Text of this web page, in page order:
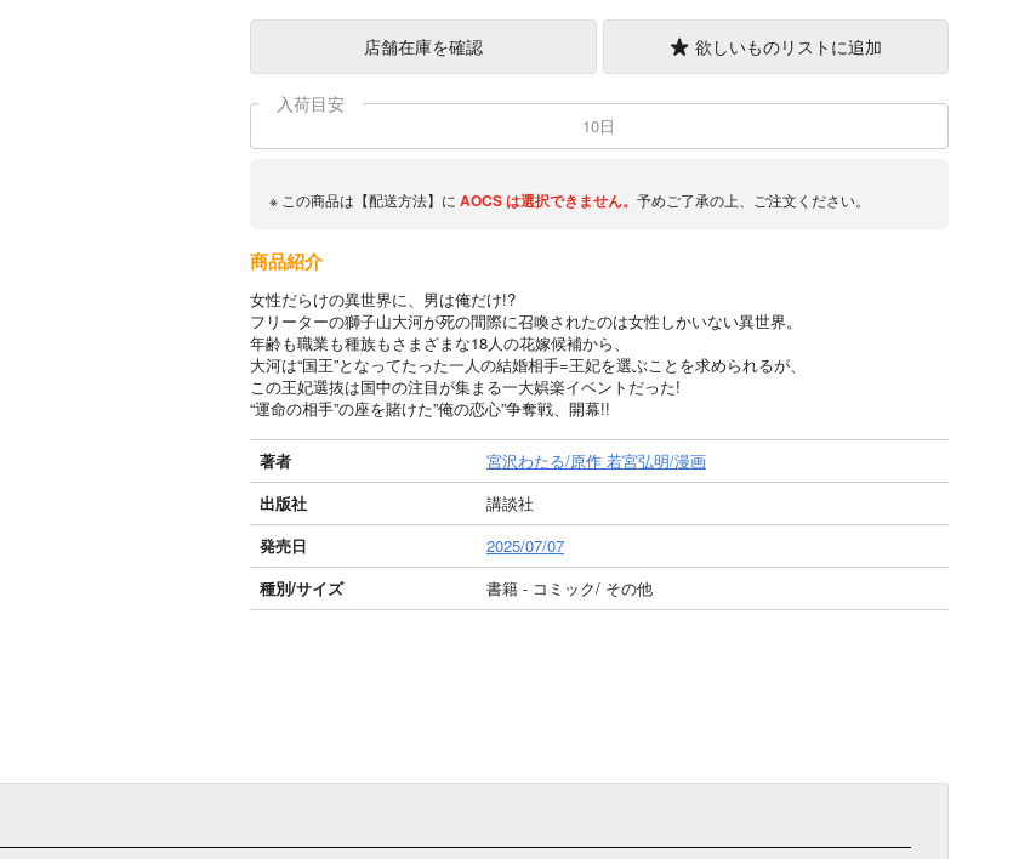
店舗在庫を確認 欲しいものリストに追加
入荷目安
10日
※ この商品は【配送方法】に AOCSは選択できません。 予めご了承の上、ご注文ください。
商品紹介
女性だらけの異世界に、男は俺だけ!?
フリーターの獅子山大河が死の間際に召喚されたのは女性しかいない異世界。
年齢も職業も種族もさまざまな18人の花嫁候補から、
大河は“国王”となってたった一人の結婚相手=王妃を選ぶことを求められるが、
この王妃選抜は国中の注目が集まる一大娯楽イベントだった!
“運命の相手”の座を賭けた”俺の恋心”争奪戦、開幕!!
著者
宮沢わたる/原作 若宮弘明/漫画
出版社
講談社
発売日
2025/07/07
種別/サイズ
書籍 - コミック/ その他